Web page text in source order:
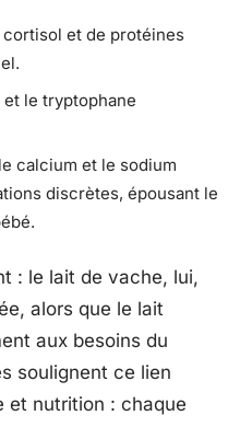
cortisol et de protéines
le tryptophane
calcium et le sodium
discrètes, épousant le
: le lait de vache, lui,
alors que le lait
aux besoins du
soulignent ce lien
et nutrition : chaque